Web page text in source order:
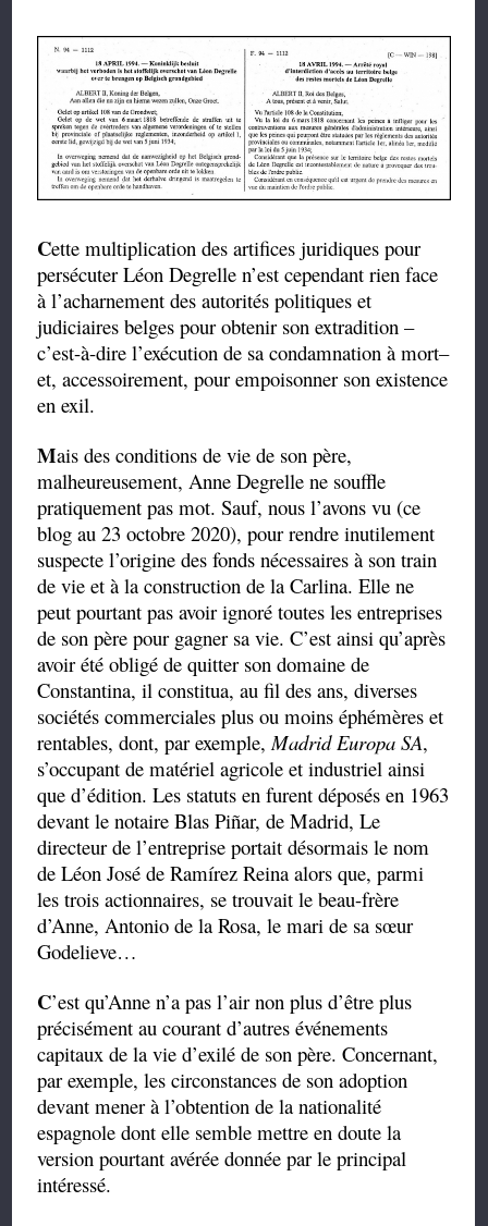
Cette multiplication des artifices juridiques pour
persécuter Léon Degrelle n’est cependant rien face
à l’acharnement des autorités politiques et
judiciaires belges pour obtenir son extradition –
c’est-à-dire l’exécution de sa condamnation à mort–
et, accessoirement, pour empoisonner son existence
en exil.
Mais des conditions de vie de son père,
malheureusement, Anne Degrelle ne souffle
pratiquement pas mot. Sauf, nous l’avons vu (ce
blog au 23 octobre 2020), pour rendre inutilement
suspecte l’origine des fonds nécessaires à son train
de vie et à la construction de la Carlina. Elle ne
peut pourtant pas avoir ignoré toutes les entreprises
de son père pour gagner sa vie. C’est ainsi qu’après
avoir été obligé de quitter son domaine de
Constantina, il constitua, au fil des ans, diverses
sociétés commerciales plus ou moins éphémères et
rentables, dont, par exemple,Madrid Europa SA,
s’occupant de matériel agricole et industriel ainsi
que d’édition. Les statuts en furent déposés en 1963
devant le notaire Blas Piñar, de Madrid, Le
directeur de l’entreprise portait désormais le nom
de Léon José de Ramírez Reina alors que, parmi
les trois actionnaires, se trouvait le beau-frère
d’Anne, Antonio de la Rosa, le mari de sa sœur
Godelieve…
C’est qu’Anne n’a pas l’air non plus d’être plus
précisément au courant d’autres événements
capitaux de la vie d’exilé de son père. Concernant,
par exemple, les circonstances de son adoption
devant mener à l’obtention de la nationalité
espagnole dont elle semble mettre en doute la
version pourtant avérée donnée par le principal
intéressé.